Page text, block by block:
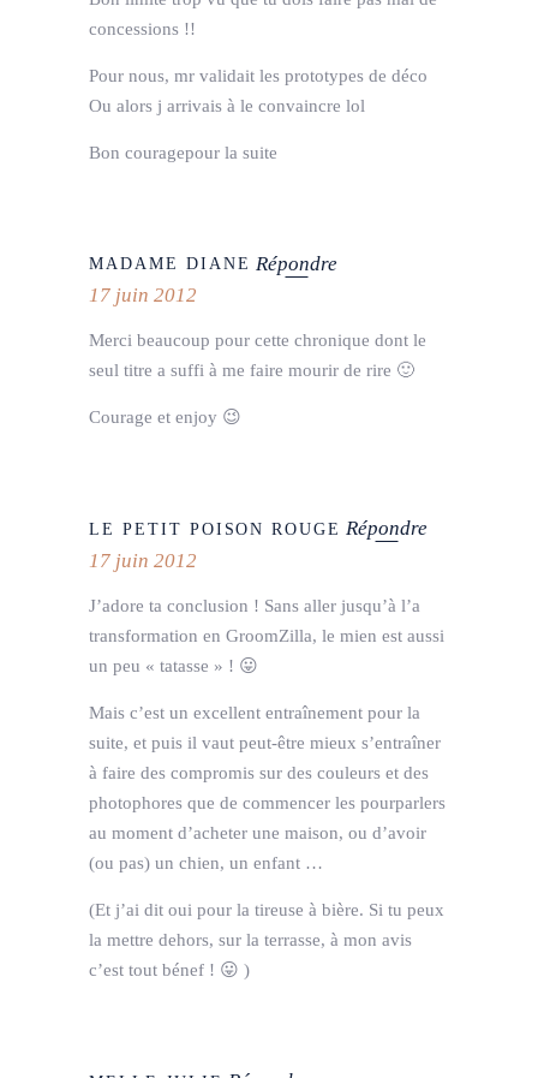
concessions !!
Pour nous, mr validait les prototypes de déco
Ou alors j arrivais à le convaincre lol
Bon couragepour la suite
MADAME DIANE Répondre
17 juin 2012
Merci beaucoup pour cette chronique dont le
seul titre a suffi à me faire mourir de rire 🙂
Courage et enjoy 😉
LE PETIT POISON ROUGE Répondre
17 juin 2012
J’adore ta conclusion ! Sans aller jusqu’à l’a
transformation en GroomZilla, le mien est aussi
un peu « tatasse » ! 😛
Mais c’est un excellent entraînement pour la
suite, et puis il vaut peut-être mieux s’entraîner
à faire des compromis sur des couleurs et des
photophores que de commencer les pourparlers
au moment d’acheter une maison, ou d’avoir
(ou pas) un chien, un enfant …
(Et j’ai dit oui pour la tireuse à bière. Si tu peux
la mettre dehors, sur la terrasse, à mon avis
c’est tout bénef ! 😛 )